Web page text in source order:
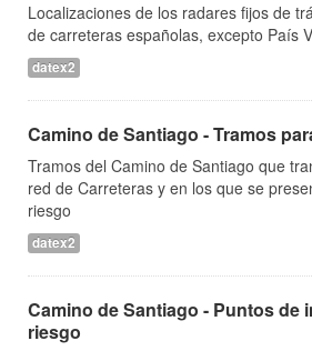
Localizaciones de los radares fijos de
de carreteras españolas, excepto País
datex2
Camino de Santiago - Tramos
Tramos del Camino de Santiago que
red de Carreteras y en los que se
riesgo
datex2
Camino de Santiago - Puntos de
riesgo